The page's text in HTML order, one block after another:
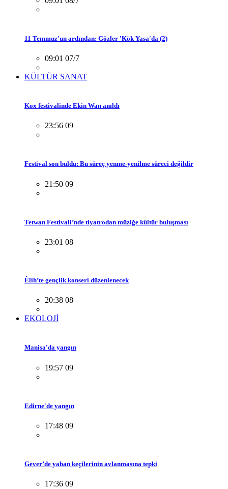
11 Temmuz'un ardından: Gözler 'Kök Yasa'da (2)
09:01 07/7
KÜLTÜR SANAT
Kox festivalinde Ekin Wan anıldı
23:56 09
Festival son buldu: Bu süreç yenme-yenilme süreci değildir
21:50 09
Tetwan Festivali’nde tiyatrodan müziğe kültür buluşması
23:01 08
Êlih’te gençlik konseri düzenlenecek
20:38 08
EKOLOJİ
Manisa'da yangın
19:57 09
Edirne'de yangın
17:48 09
Gever’de yaban keçilerinin avlanmasına tepki
17:36 09